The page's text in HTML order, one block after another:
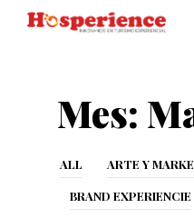
Mes:
ALL ARTE Y
BRAND EXPERIENCIE